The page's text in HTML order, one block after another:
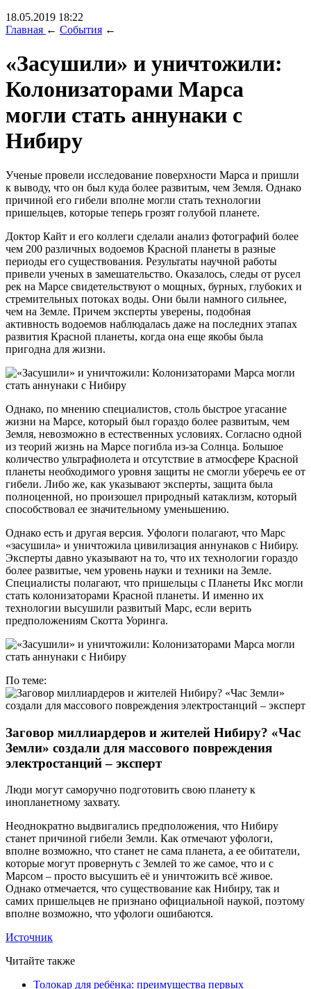
18.05.2019 18:22
Главная ← События ←
«Засушили» и уничтожили:
Колонизаторами Марса
могли стать аннунаки с
Нибиру
Ученые провели исследование поверхности Марса и пришли
к выводу, что он был куда более развитым, чем Земля. Однако
причиной его гибели вполне могли стать технологии
пришельцев, которые теперь грозят голубой планете.
Доктор Кайт и его коллеги сделали анализ фотографий более
чем 200 различных водоемов Красной планеты в разные
периоды его существования. Результаты научной работы
привели ученых в замешательство. Оказалось, следы от русел
рек на Марсе свидетельствуют о мощных, бурных, глубоких и
стремительных потоках воды. Они были намного сильнее,
чем на Земле. Причем эксперты уверены, подобная
активность водоемов наблюдалась даже на последних этапах
развития Красной планеты, когда она еще якобы была
пригодна для жизни.
Однако, по мнению специалистов, столь быстрое угасание
жизни на Марсе, который был гораздо более развитым, чем
Земля, невозможно в естественных условиях. Согласно одной
из теорий жизнь на Марсе погибла из-за Солнца. Большое
количество ультрафиолета и отсутствие в атмосфере Красной
планеты необходимого уровня защиты не смогли уберечь ее от
гибели. Либо же, как указывают эксперты, защита была
полноценной, но произошел природный катаклизм, который
способствовал ее значительному уменьшению.
Однако есть и другая версия. Уфологи полагают, что Марс
«засушила» и уничтожила цивилизация аннунаков с Нибиру.
Эксперты давно указывают на то, что их технологии гораздо
более развитые, чем уровень науки и техники на Земле.
Специалисты полагают, что пришельцы с Планеты Икс могли
стать колонизаторами Красной планеты. И именно их
технологии высушили развитый Марс, если верить
предположениям Скотта Уоринга.
По теме:
Заговор миллиардеров и жителей Нибиру? «Час
Земли» создали для массового повреждения
электростанций – эксперт
Люди могут саморучно подготовить свою планету к
инопланетному захвату.
Неоднократно выдвигались предположения, что Нибиру
станет причиной гибели Земли. Как отмечают уфологи,
вполне возможно, что станет не сама планета, а ее обитатели,
которые могут провернуть с Землей то же самое, что и с
Марсом – просто высушить её и уничтожить всё живое.
Однако отмечается, что существование как Нибиру, так и
самих пришельцев не признано официальной наукой, поэтому
вполне возможно, что уфологи ошибаются.
Источник
Читайте также
Толокар для ребёнка: преимущества первых